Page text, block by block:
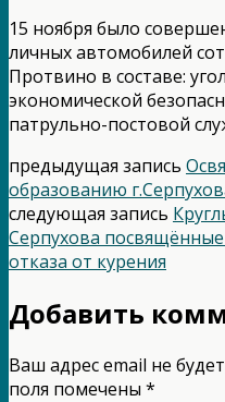
15 ноября было
личных автомобилей
Протвино в составе:
экономической
патрульно-постовой
предыдущая запись
образованию
следующая запись
Серпухова
отказа от курения
Добавить
Ваш адрес email не
поля помечены *